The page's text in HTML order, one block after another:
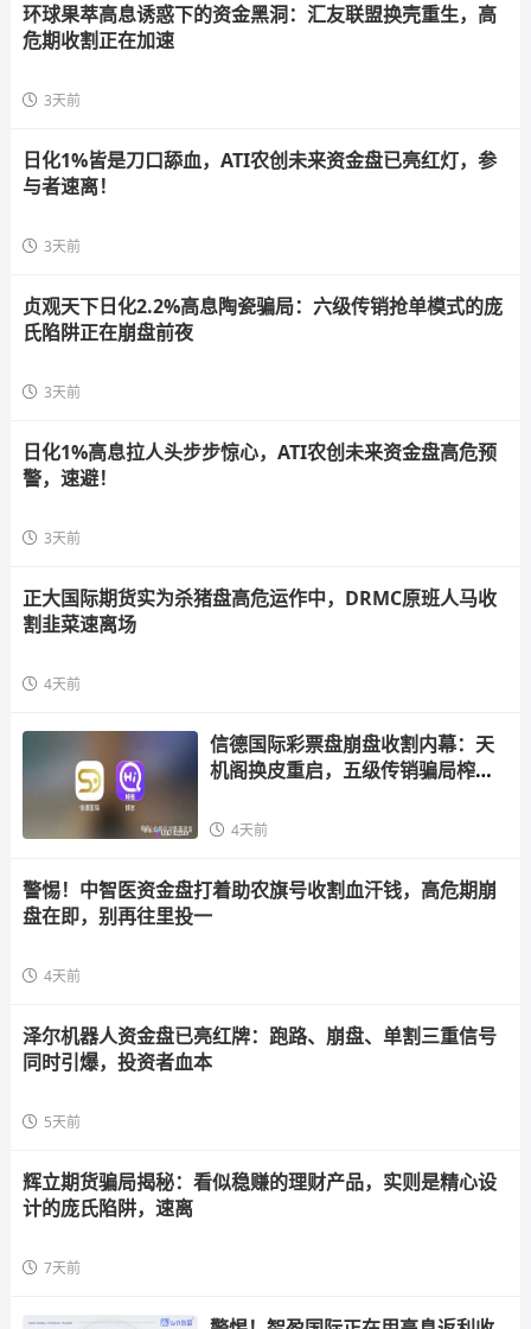
环球果萃高息诱惑下的资金黑洞：汇友联盟换壳重生，高
危期收割正在加速
3天前
日化1%皆是刀口舔血，ATI农创未来资金盘已亮红灯，参
与者速离！
3天前
贞观天下日化2.2%高息陶瓷骗局：六级传销抢单模式的庞
氏陷阱正在崩盘前夜
3天前
日化1%高息拉人头步步惊心，ATI农创未来资金盘高危预
警，速避！
3天前
正大国际期货实为杀猪盘高危运作中，DRMC原班人马收
割韭菜速离场
4天前
信德国际彩票盘崩盘收割内幕：天
机阁换皮重启，五级传销骗局榨干
4天前
警惕！中智医资金盘打着助农旗号收割血汗钱，高危期崩
盘在即，别再往里投一
4天前
泽尔机器人资金盘已亮红牌：跑路、崩盘、单割三重信号
同时引爆，投资者血本
5天前
辉立期货骗局揭秘：看似稳赚的理财产品，实则是精心设
计的庞氏陷阱，速离
7天前